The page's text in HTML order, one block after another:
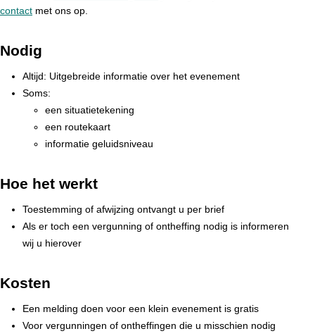
contact met ons op.
Nodig
Altijd: Uitgebreide informatie over het evenement
Soms:
een situatietekening
een routekaart
informatie geluidsniveau
Hoe het werkt
Toestemming of afwijzing ontvangt u per brief
Als er toch een vergunning of ontheffing nodig is informeren
wij u hierover
Kosten
Een melding doen voor een klein evenement is gratis
Voor vergunningen of ontheffingen die u misschien nodig